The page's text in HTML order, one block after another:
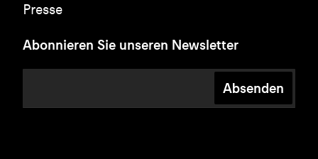
Presse
Abonnieren Sie unseren Newsletter
Absenden